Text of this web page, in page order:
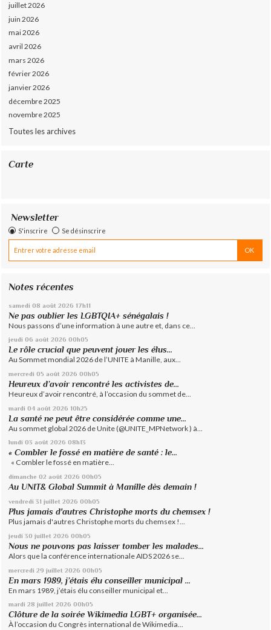
juillet 2026
juin 2026
mai 2026
avril 2026
mars 2026
février 2026
janvier 2026
décembre 2025
novembre 2025
Toutes les archives
Carte
Newsletter
S'inscrire Se désinscrire
Notes récentes
samedi 08 août 2026 17h11
Ne pas oublier les LGBTQIA+ sénégalais !
Nous passons d’une information à une autre et, dans ce...
jeudi 06 août 2026 00h05
Le rôle crucial que peuvent jouer les élus...
Au Sommet mondial 2026 de l’UNITE à Manille, aux...
mercredi 05 août 2026 00h05
Heureux d’avoir rencontré les activistes de...
Heureux d’avoir rencontré, à l’occasion du sommet de...
mardi 04 août 2026 10h25
La santé ne peut être considérée comme une...
Au sommet global 2026 de Unite (@UNITE_MPNetwork ) à...
lundi 03 août 2026 08h13
« Combler le fossé en matière de santé : le...
« Combler le fossé en matière...
dimanche 02 août 2026 00h05
Au UNIT& Global Summit à Manille dès demain !
vendredi 31 juillet 2026 00h05
Plus jamais d'autres Christophe morts du chemsex !
Plus jamais d'autres Christophe morts du chemsex !...
jeudi 30 juillet 2026 00h05
Nous ne pouvons pas laisser tomber les malades...
Alors que la conférence internationale AIDS 2026 se...
mercredi 29 juillet 2026 00h05
En mars 1989, j’étais élu conseiller municipal ...
En mars 1989, j’étais élu conseiller municipal et...
mardi 28 juillet 2026 00h05
Clôture de la soirée Wikimedia LGBT+ organisée...
À l’occasion du Congrès international de Wikimedia...